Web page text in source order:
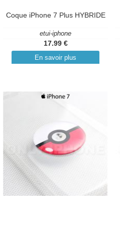
Coque iPhone 7 Plus HYBRIDE
etui-iphone
17.99 €
En savoir plus